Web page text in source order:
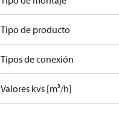
Tipo de producto
Tipos de conexión
Valores kvs [m³/h]